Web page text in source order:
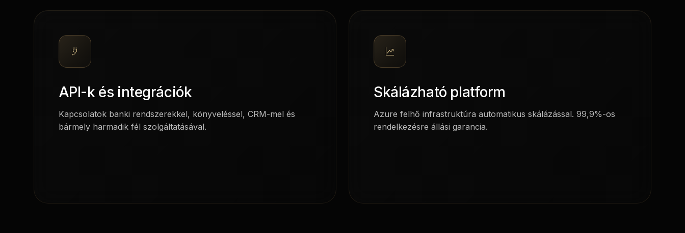
API-k és integrációk
Kapcsolatok banki rendszerekkel, könyveléssel, CRM-mel és
bármely harmadik fél szolgáltatásával.
Skálázható platform
Azure felhő infrastruktúra automatikus skálázással. 99,9%-os
rendelkezésre állási garancia.